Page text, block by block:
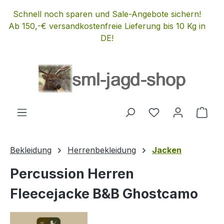
Zum Hauptinhalt springen
Schnell noch sparen und Sale-Angebote sichern!
Ab 150,-€ versandkostenfreie Lieferung bis 10 Kg in
DE!
Du hast 0
Bekleidung Herrenbekleidung Jacken
Percussion Herren
Fleecejacke B&B Ghostcamo